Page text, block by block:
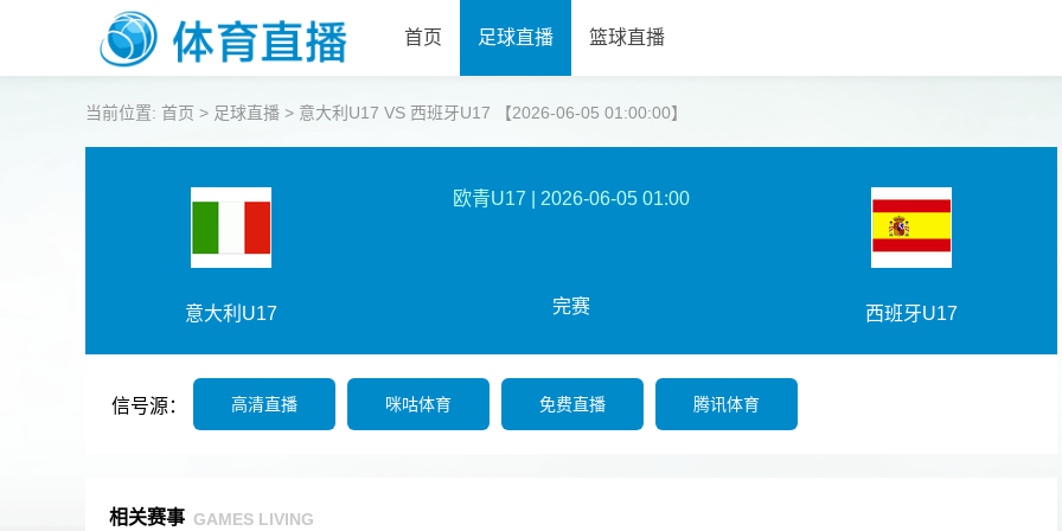
首页 足球直播 篮球直播
当前位置: 首页 > 足球直播 > 意大利U17 VS 西班牙U17 【2026-06-05 01:00:00】
意大利U17
欧青U17 2026-06-05 01:00
完赛 西班牙U17
信号源： 高清直播 咪咕体育 免费直播 腾讯体育
相关赛事 GAMES LIVING